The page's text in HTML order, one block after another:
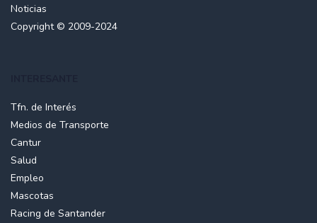
Noticias
Copyright © 2009-2024
Tfn. de Interés
Medios de Transporte
Cantur
Salud
Empleo
Mascotas
Racing de Santander